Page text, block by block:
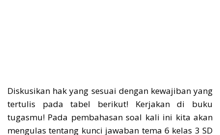
Diskusikan hak yang sesuai dengan kewajiban yang
tertulis pada tabel berikut! Kerjakan di buku
tugasmu! Pada pembahasan soal kali ini kita akan
mengulas tentang kunci jawaban tema 6 kelas 3 SD